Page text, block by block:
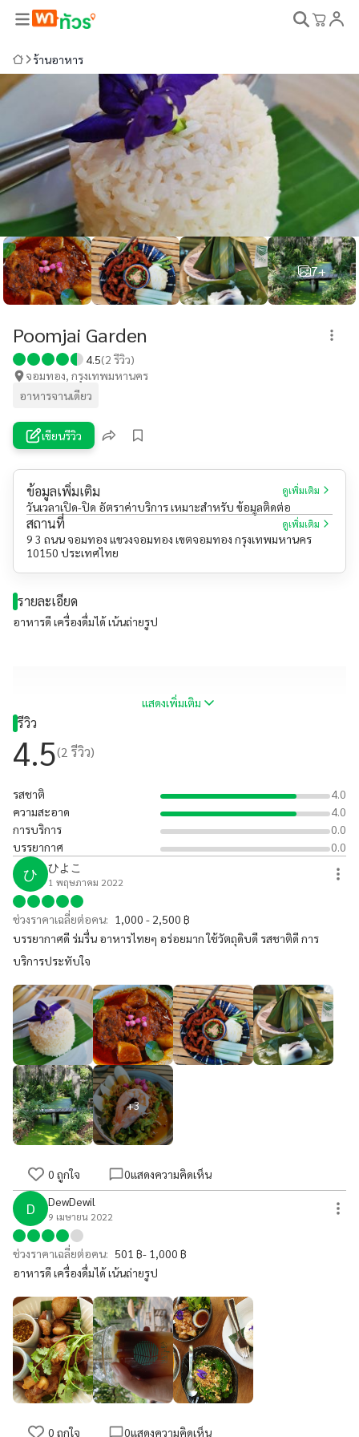
ร้านอาหาร
7+
Poomjai Garden
4.5(2 รีวิว)
จอมทอง, กรุงเทพมหานคร
อาหารจานเดียว
เขียนรีวิว
ข้อมูลเพิ่มเติม ดูเพิ่มเติม
วันเวลาเปิด-ปิด อัตราค่าบริการ เหมาะสำหรับ ข้อมูลติดต่อ
สถานที่ ดูเพิ่มเติม
9 3 ถนน จอมทอง แขวงจอมทอง เขตจอมทอง กรุงเทพมหานคร
10150 ประเทศไทย
รายละเอียด
อาหารดี เครื่องดื่มได้ เน้นถ่ายรูป
แสดงเพิ่มเติม
รีวิว
4.5(2 รีวิว)
รสชาติ
4.0
ความสะอาด
4.0
การบริการ
0.0
บรรยากาศ
0.0
ひ ひよこ
1 พฤษภาคม 2022
ช่วงราคาเฉลี่ยต่อคน: 1,000 - 2,500 ฿
บรรยากาศดี​ ร่มรื่น​ อาหารไทยๆ​ อร่อยมาก​ ใช้วัตถุดิบ​ดี​ รสชาติดี​ การ
บริการประทับใจ
+3
0 ถูกใจ 0แสดงความคิดเห็น
D DewDewil
9 เมษายน 2022
ช่วงราคาเฉลี่ยต่อคน: 501 ฿- 1,000 ฿
อาหารดี เครื่องดื่มได้ เน้นถ่ายรูป
0 ถูกใจ 0แสดงความคิดเห็น